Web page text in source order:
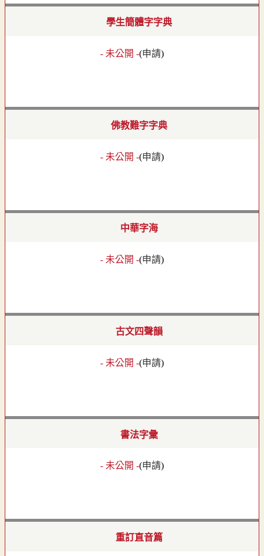
學生簡體字字典
- 未公開 -(申請)
佛教難字字典
- 未公開 -(申請)
中華字海
- 未公開 -(申請)
古文四聲韻
- 未公開 -(申請)
書法字彙
- 未公開 -(申請)
重訂直音篇